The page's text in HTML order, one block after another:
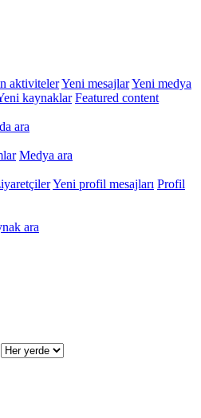
aktivitelerYeni mesajlarYeni medya
kaynaklar Featured content
ara
Medya ara
Yeni profil mesajları Profil
ara